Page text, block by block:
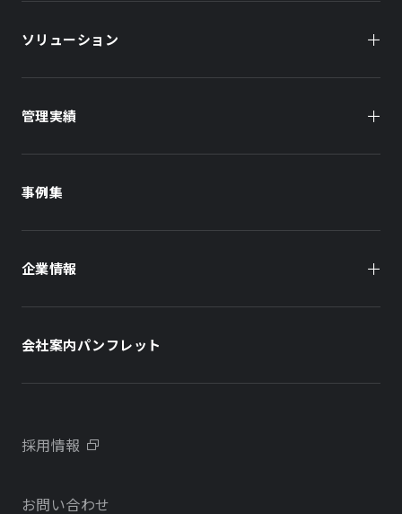
ソリューション
オーナー様向け
オフィスビル
住まい（社宅・賃貸住宅）
学校・教育施設
不動産開発をご検討の方へ
物件をお探しの方向け
管理実績
住まい（賃貸住宅）
事例集
企業情報
会社案内パンフレット
採用情報
お問い合わせ